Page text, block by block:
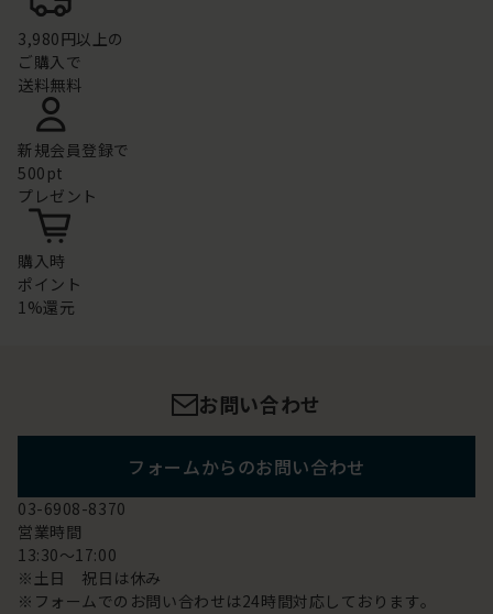
3,980円以上の
ご購入で
送料無料
新規会員登録で
500pt
プレゼント
購入時
ポイント
1%還元
お問い合わせ
フォームからのお問い合わせ
03-6908-8370
営業時間
13:30～17:00
※土日 祝日は休み
※フォームでのお問い合わせは24時間対応しております。